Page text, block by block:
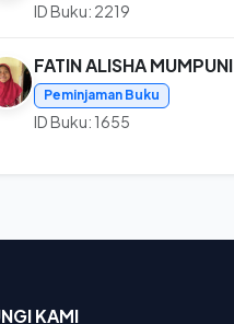
ID Buku: 2219
FATIN ALISHA MUMPUNI
Peminjaman Buku
ID Buku: 1655
KAMI